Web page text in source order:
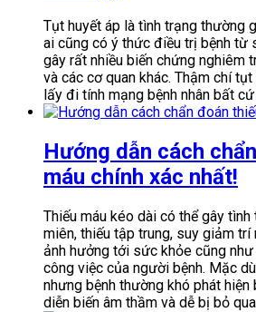
Tụt huyết áp là tình trạng thường
ai cũng có ý thức điều trị bệnh từ
gây rất nhiều biến chứng nghiêm
và các cơ quan khác. Thậm chí
lấy đi tính mạng bệnh nhân bất cứ
Hướng dẫn cách
máu chính xác nhất!
Thiếu máu kéo dài có thể gây
miên, thiếu tập trung, suy giảm trí
ảnh hưởng tới sức khỏe cũng
công việc của người bệnh. Mặc
nhưng bệnh thường khó phát
diễn biến âm thầm và dễ bị bỏ